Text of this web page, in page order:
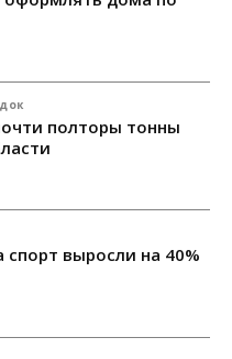
полторы тонны
выросли на 40%